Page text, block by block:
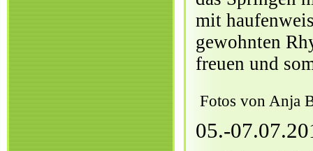
mit
gewohnten
freuen und
Fotos von Anja
05.-